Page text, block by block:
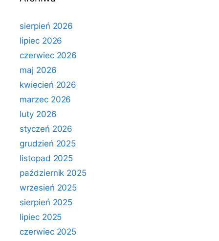
sierpień 2026
lipiec 2026
czerwiec 2026
maj 2026
kwiecień 2026
marzec 2026
luty 2026
styczeń 2026
grudzień 2025
listopad 2025
październik 2025
wrzesień 2025
sierpień 2025
lipiec 2025
czerwiec 2025